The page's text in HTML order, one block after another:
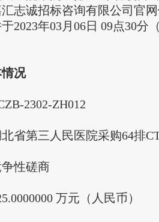
志诚招标咨询有限公司官
2023年03月06日 09点30分
况
2302-ZH012
第三人民医院采购64排
性磋商
万元（人民币）